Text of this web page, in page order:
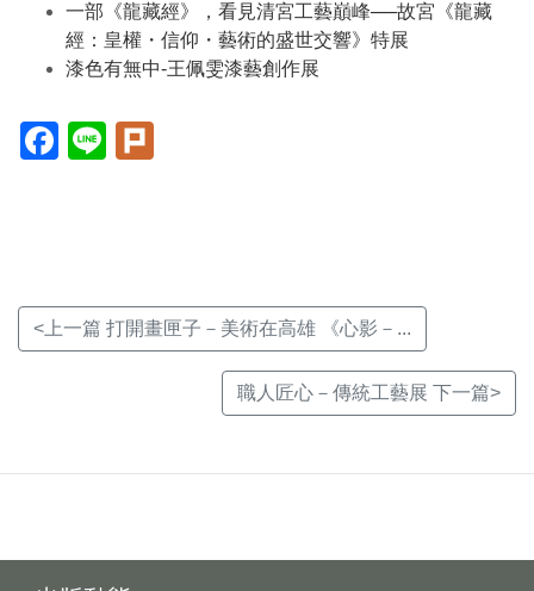
一部《龍藏經》，看見清宮工藝巔峰──故宮《龍藏
經：皇權・信仰・藝術的盛世交響》特展
漆色有無中-王佩雯漆藝創作展
Facebook(另
開
Line(另
開
<上一篇 打開畫匣子－美術在高雄 《心影－...
職人匠心－傳統工藝展 下一篇>